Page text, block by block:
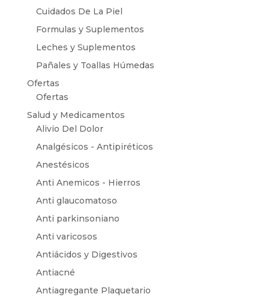
Cuidados De La Piel
Formulas y Suplementos
Leches y Suplementos
Pañales y Toallas Húmedas
Ofertas
Ofertas
Salud y Medicamentos
Alivio Del Dolor
Analgésicos - Antipiréticos
Anestésicos
Anti Anemicos - Hierros
Anti glaucomatoso
Anti parkinsoniano
Anti varicosos
Antiácidos y Digestivos
Antiacné
Antiagregante Plaquetario